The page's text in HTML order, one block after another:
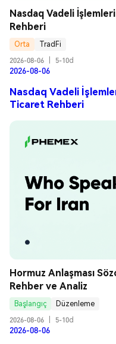
Nasdaq Vadeli
Rehberi
Orta
TradFi
2026-08-06
5-10d
2026-08-06
Nasdaq Vadeli
Ticaret Rehberi
Hormuz Anlaşması
Rehber ve Analiz
Başlangıç
Düzenleme
2026-08-06
5-10d
2026-08-06